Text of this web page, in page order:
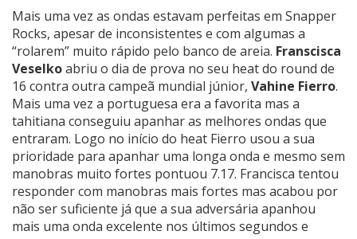
Mais uma vez as ondas estavam perfeitas em Snapper
Rocks, apesar de inconsistentes e com algumas a
“rolarem” muito rápido pelo banco de areia. Franscisca
Veselkoabriu o dia de prova no seu heat do round de
16 contra outra campeã mundial júnior, Vahine Fierro.
Mais uma vez a portuguesa era a favorita mas a
tahitiana conseguiu apanhar as melhores ondas que
entraram. Logo no início do heat Fierro usou a sua
prioridade para apanhar uma longa onda e mesmo sem
manobras muito fortes pontuou 7.17. Francisca tentou
responder com manobras mais fortes mas acabou por
não ser suficiente já que a sua adversária apanhou
mais uma onda excelente nos últimos segundos e